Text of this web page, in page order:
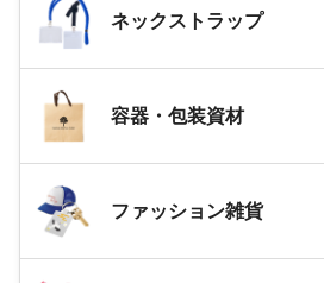
ネックストラップ
容器・包装資材
ファッション雑貨